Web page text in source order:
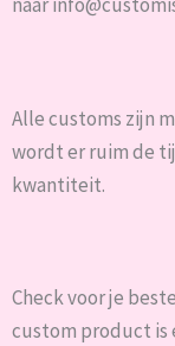
naar
Alle customs zijn
wordt er ruim de
kwantiteit.
Check voor je
custom product is